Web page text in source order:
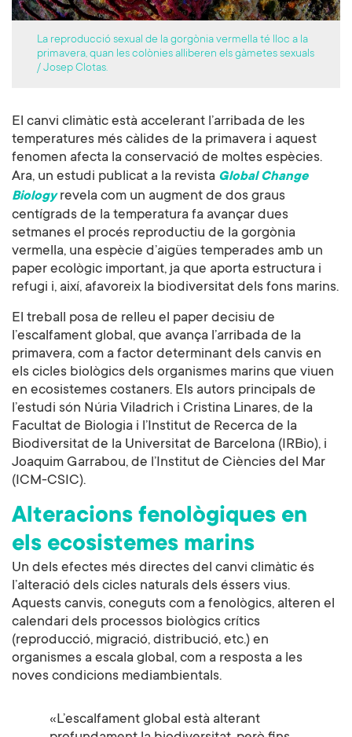
La reproducció sexual de la gorgònia vermella té lloc a la
primavera, quan les colònies alliberen els gàmetes sexuals
/ Josep Clotas.
El canvi climàtic està accelerant l’arribada de les
temperatures més càlides de la primavera i aquest
fenomen afecta la conservació de moltes espècies.
Ara, un estudi publicat a la revista Global Change
Biologyrevela com un augment de dos graus
centígrads de la temperatura fa avançar dues
setmanes el procés reproductiu de la gorgònia
vermella, una espècie d’aigües temperades amb un
paper ecològic important, ja que aporta estructura i
refugi i, així, afavoreix la biodiversitat dels fons marins.
El treball posa de relleu el paper decisiu de
l’escalfament global, que avança l’arribada de la
primavera, com a factor determinant dels canvis en
els cicles biològics dels organismes marins que viuen
en ecosistemes costaners. Els autors principals de
l’estudi són Núria Viladrich i Cristina Linares, de la
Facultat de Biologia i l’Institut de Recerca de la
Biodiversitat de la Universitat de Barcelona (IRBio), i
Joaquim Garrabou, de l’Institut de Ciències del Mar
(ICM-CSIC).
Alteracions fenològiques en
els ecosistemes marins
Un dels efectes més directes del canvi climàtic és
l’alteració dels cicles naturals dels éssers vius.
Aquests canvis, coneguts com a fenològics, alteren el
calendari dels processos biològics crítics
(reproducció, migració, distribució, etc.) en
organismes a escala global, com a resposta a les
noves condicions mediambientals.
«L’escalfament global està alterant